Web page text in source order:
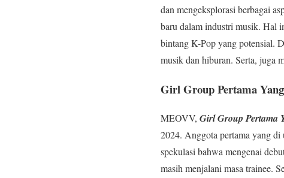
dan mengeksplorasi berbagai
baru dalam industri musik. Hal
bintang K-Pop yang potensial.
musik dan hiburan. Serta, juga
Girl Group Pertama
MEOVV, Girl Group
2024. Anggota pertama yang
spekulasi bahwa mengenai
masih menjalani masa trainee.